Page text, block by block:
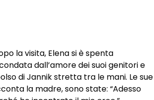
la visita, Elena si è spenta
dall’amore dei suoi genitori e
di Jannik stretta tra le mani. Le sue
la madre, sono state: “Adesso